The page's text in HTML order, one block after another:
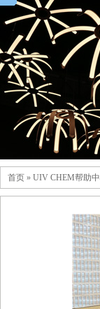
首页 » UIV CHEM帮助